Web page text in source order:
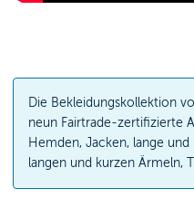
Die Bekleidungskollektion
neun Fairtrade-zertifizierte
Hemden, Jacken, lange
langen und kurzen Ärmeln,